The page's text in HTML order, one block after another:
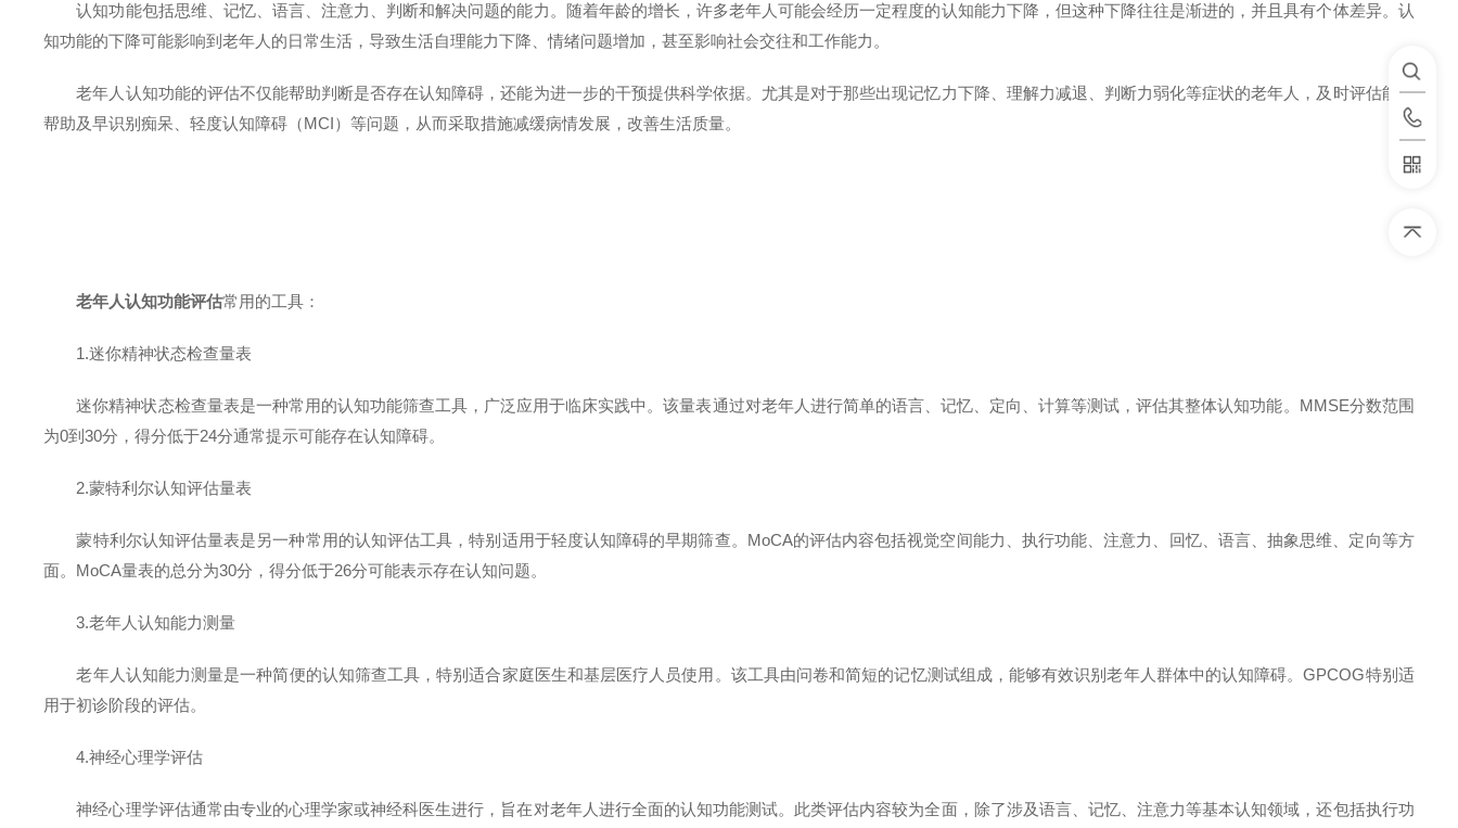
认知功能包括思维、记忆、语言、注意力、判断和解决问题的能力。随着年龄的增长，许多老年人可能会经历一定程度的认知能力下降，但这种下降往往是渐进的，并且具有个体差异。认
知功能的下降可能影响到老年人的日常生活，导致生活自理能力下降、情绪问题增加，甚至影响社会交往和工作能力。
老年人认知功能的评估不仅能帮助判断是否存在认知障碍，还能为进一步的干预提供科学依据。尤其是对于那些出现记忆力下降、理解力减退、判断力弱化等症状的老年人，及时评估能够
帮助及早识别痴呆、轻度认知障碍（MCI）等问题，从而采取措施减缓病情发展，改善生活质量。
老年人认知功能评估常用的工具：
1.迷你精神状态检查量表
迷你精神状态检查量表是一种常用的认知功能筛查工具，广泛应用于临床实践中。该量表通过对老年人进行简单的语言、记忆、定向、计算等测试，评估其整体认知功能。MMSE分数范围
为0到30分，得分低于24分通常提示可能存在认知障碍。
2.蒙特利尔认知评估量表
蒙特利尔认知评估量表是另一种常用的认知评估工具，特别适用于轻度认知障碍的早期筛查。MoCA的评估内容包括视觉空间能力、执行功能、注意力、回忆、语言、抽象思维、定向等方
面。MoCA量表的总分为30分，得分低于26分可能表示存在认知问题。
3.老年人认知能力测量
老年人认知能力测量是一种简便的认知筛查工具，特别适合家庭医生和基层医疗人员使用。该工具由问卷和简短的记忆测试组成，能够有效识别老年人群体中的认知障碍。GPCOG特别适
用于初诊阶段的评估。
4.神经心理学评估
神经心理学评估通常由专业的心理学家或神经科医生进行，旨在对老年人进行全面的认知功能测试。此类评估内容较为全面，除了涉及语言、记忆、注意力等基本认知领域，还包括执行功